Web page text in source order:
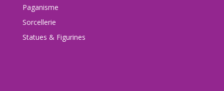
Paganisme
Sorcellerie
Statues & Figurines